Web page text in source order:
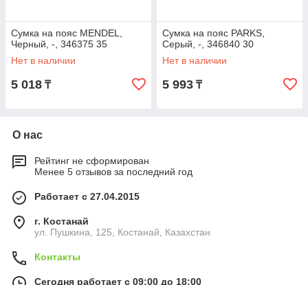
Сумка на пояс MENDEL,
Черный, -, 346375 35
Нет в наличии
5 018 ₸
Сумка на пояс PARKS,
Серый, -, 346840 30
Нет в наличии
5 993 ₸
О нас
Рейтинг не сформирован
Менее 5 отзывов за последний год
Работает с 27.04.2015
г. Костанай
ул. Пушкина, 125, Костанай, Казахстан
Контакты
Сегодня работает с 09:00 до 18:00